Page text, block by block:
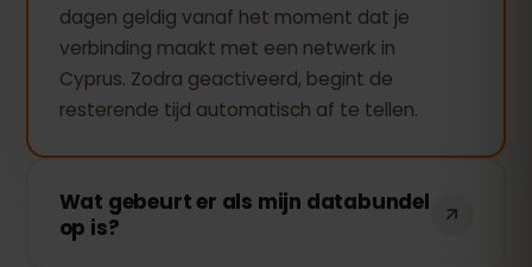
dagen geldig vanaf het moment dat je
verbinding maakt met een netwerk in
Cyprus. Zodra geactiveerd, begint de
resterende tijd automatisch af te tellen.
Wat gebeurt er als mijn databundel
op is?